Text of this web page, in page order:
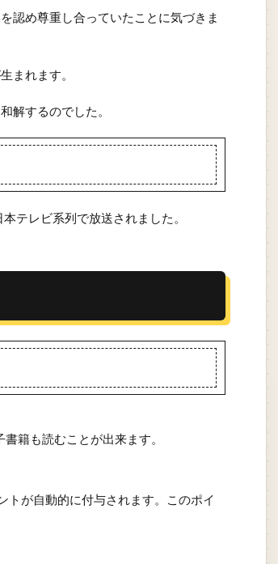
認め尊重し合っていたことに気づきま
まれます。
解するのでした。
テレビ系列で放送されました。
籍も読むことが出来ます。
トが自動的に付与されます。このポイ